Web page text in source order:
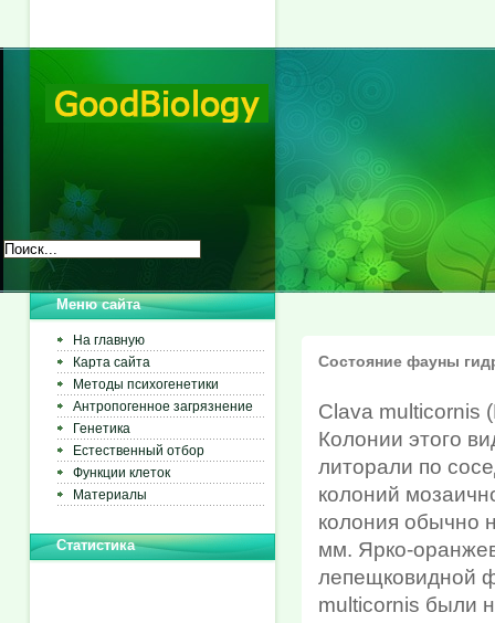
Меню сайта
На главную
Карта сайта
Методы психогенетики
Антропогенное загрязнение
Генетика
Естественный отбор
Функции клеток
Материалы
Статистика
Состояние фауны
Clava multicornis
Колонии этого
литорали по
колоний
колония обычно
мм. Ярко-
лепещковидной
multicornis были